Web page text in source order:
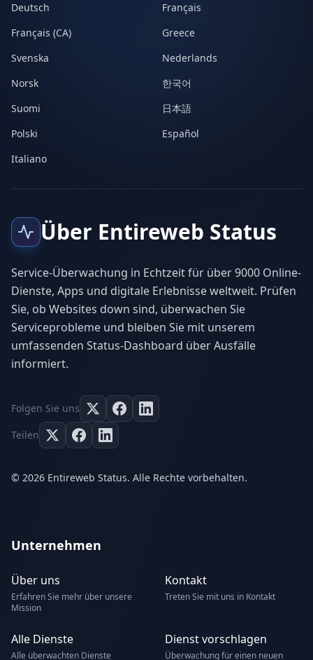
Deutsch
Français
Français (CA)
Greece
Svenska
Nederlands
Norsk
한국어
Suomi
日本語
Polski
Español
Italiano
Über Entireweb Status
Service-Überwachung in Echtzeit für über 9000 Online-
Dienste, Apps und digitale Erlebnisse weltweit. Prüfen
Sie, ob Websites down sind, überwachen Sie
Serviceprobleme und bleiben Sie mit unserem
umfassenden Status-Dashboard über Ausfälle
informiert.
Folgen Sie uns
Teilen
© 2026 Entireweb Status. Alle Rechte vorbehalten.
Unternehmen
Über uns
Erfahren Sie mehr über unsere
Mission
Kontakt
Treten Sie mit uns in Kontakt
Alle Dienste
Alle überwachten Dienste
Dienst vorschlagen
Überwachung für einen neuen